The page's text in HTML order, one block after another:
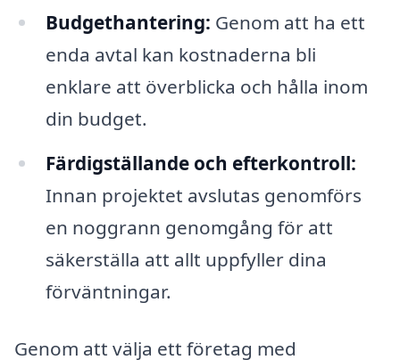
Budgethantering: Genom att ha ett
enda avtal kan kostnaderna bli
enklare att överblicka och hålla inom
din budget.
Färdigställande och efterkontroll:
Innan projektet avslutas genomförs
en noggrann genomgång för att
säkerställa att allt uppfyller dina
förväntningar.
Genom att välja ett företag med